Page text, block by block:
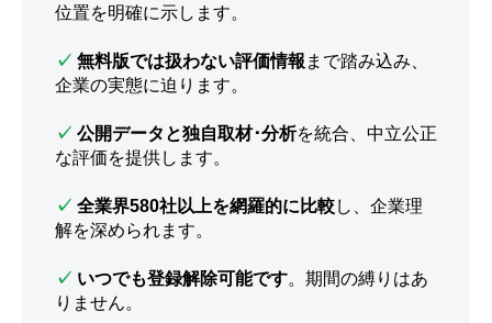
位置を明確に示します。
✓ 無料版では扱わない評価情報 まで踏み込み、
企業の実態に迫ります。
✓ 公開データと独自取材･分析を統合、中立公正
な評価を提供します。
✓ 全業界580社以上を網羅的に比較し、企業理
解を深められます。
✓ いつでも登録解除可能です。期間の縛りはあ
りません。